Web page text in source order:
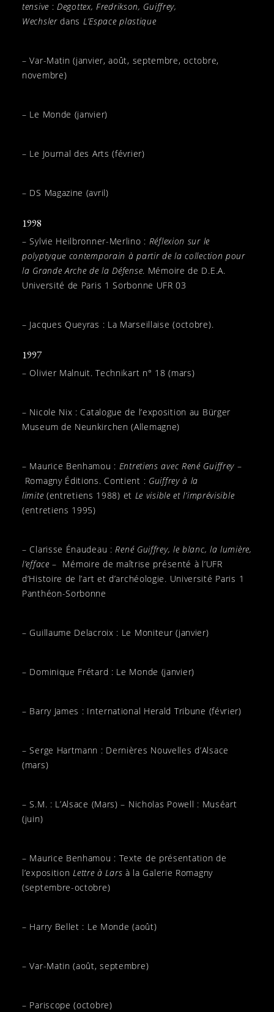
tensive :Degottex, Fredrikson, Guiffrey,
Wechslerdans L’Espace plastique
– Var-Matin (janvier, août, septembre, octobre,
novembre)
– Le Monde (janvier)
– Le Journal des Arts (février)
– DS Magazine (avril)
1998
– Sylvie Heilbronner-Merlino : Réflexion sur le
polyptyque contemporain à partir de la collection pour
la Grande Arche de la Défense. Mémoire de D.E.A.
Université de Paris 1 Sorbonne UFR 03
– Jacques Queyras : La Marseillaise (octobre).
1997
– Olivier Malnuit. Technikart n° 18 (mars)
– Nicole Nix : Catalogue de l’exposition au Bürger
Museum de Neunkirchen (Allemagne)
– Maurice Benhamou : Entretiens avec René Guiffrey –
Romagny Éditions. Contient : Guiffrey à la
limite (entretiens 1988) et Le visible et l’imprévisible
(entretiens 1995)
– Clarisse Énaudeau :René Guiffrey, le blanc, la lumière,
l’efface – Mémoire de maîtrise présenté à l’UFR
d’Histoire de l’art et d’archéologie. Université Paris 1
Panthéon-Sorbonne
– Guillaume Delacroix : Le Moniteur (janvier)
– Dominique Frétard : Le Monde (janvier)
– Barry James : International Herald Tribune (février)
– Serge Hartmann : Dernières Nouvelles d’Alsace
(mars)
– S.M. : L’Alsace (Mars) – Nicholas Powell : Muséart
(juin)
– Maurice Benhamou : Texte de présentation de
l’expositionLettre à Lars à la Galerie Romagny
(septembre-octobre)
– Harry Bellet : Le Monde (août)
– Var-Matin (août, septembre)
– Pariscope (octobre)